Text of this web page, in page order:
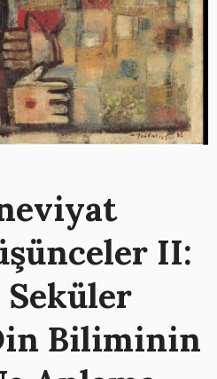
II:
Seküler
Biliminin